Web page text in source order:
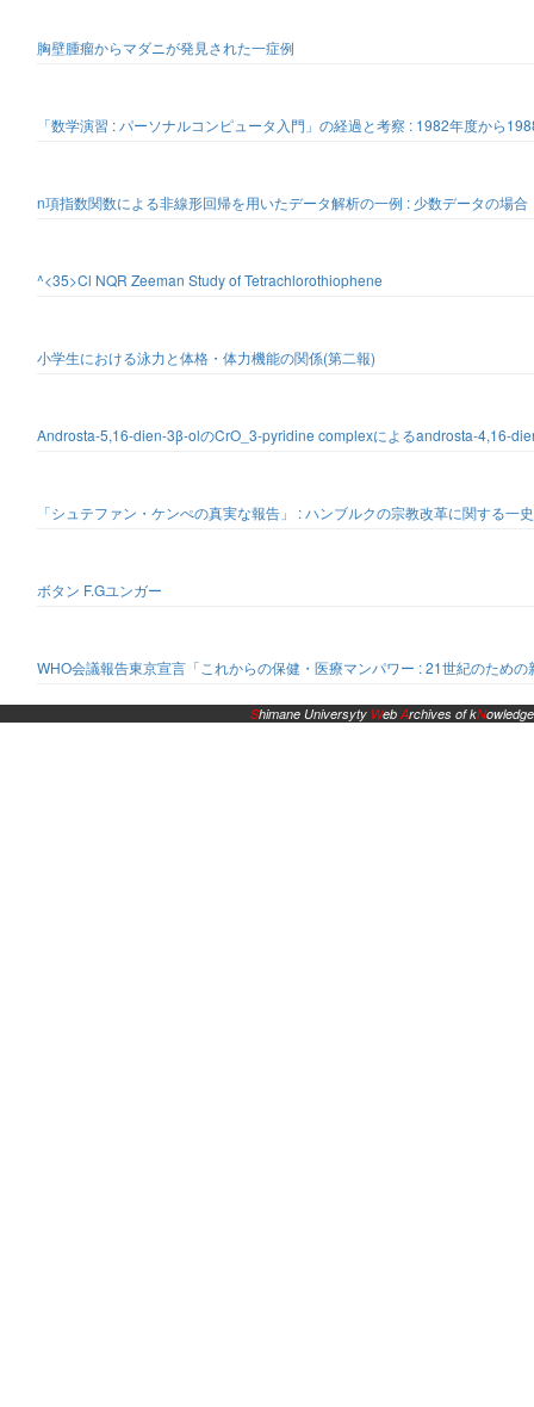
胸壁腫瘤からマダニが発見された一症例
「数学演習 : パーソナルコンピュータ入門」の経過と考察 : 1982年度から
n項指数関数による非線形回帰を用いたデータ解析の一例 : 少数データの場合
^<35>Cl NQR Zeeman Study of Tetrachlorothiophene
小学生における泳力と体格・体力機能の関係(第二報)
Androsta-5,16-dien-3β-olのCrO_3-pyridine complexによるandrosta-4,16-
「シュテファン・ケンぺの真実な報告」 : ハンブルクの宗教改革に関する一
ボタン F.Gユンガー
WHO会議報告東京宣言「これからの保健・医療マンパワー : 21世紀のための
Shimane Universyty WebArchives of kNowledge